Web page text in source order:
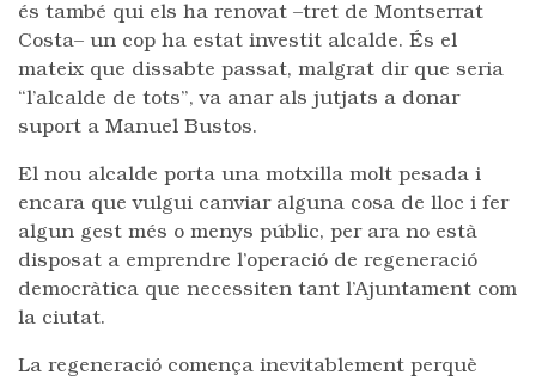
és també qui els ha renovat –tret de Montserrat
Costa– un cop ha estat investit alcalde. És el
mateix que dissabte passat, malgrat dir que seria
“l’alcalde de tots”, va anar als jutjats a donar
suport a Manuel Bustos.
El nou alcalde porta una motxilla molt pesada i
encara que vulgui canviar alguna cosa de lloc i fer
algun gest més o menys públic, per ara no està
disposat a emprendre l’operació de regeneració
democràtica que necessiten tant l’Ajuntament com
la ciutat.
La regeneració comença inevitablement perquè